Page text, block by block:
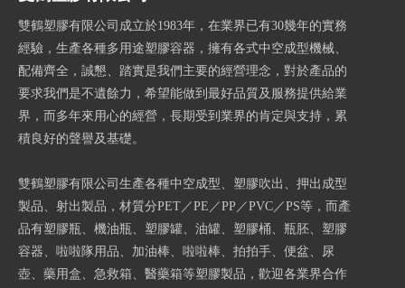
雙鶴塑膠有限公司成立於1983年，在業界已有30幾年的實務
經驗，生產各種多用途塑膠容器，擁有各式中空成型機械、
配備齊全，誠懇、踏實是我們主要的經營理念，對於產品的
要求我們是不遺餘力，希望能做到最好品質及服務提供給業
界，而多年來用心的經營，長期受到業界的肯定與支持，累
積良好的聲譽及基礎。
雙鶴塑膠有限公司生產各種中空成型、塑膠吹出、押出成型
製品、射出製品，材質分PET／PE／PP／PVC／PS等，而產
品有塑膠瓶、機油瓶、塑膠罐、油罐、塑膠桶、瓶胚、塑膠
容器、啦啦隊用品、加油棒、啦啦棒、拍拍手、便盆、尿
壺、藥用盒、急救箱、醫藥箱等塑膠製品，歡迎各業界合作